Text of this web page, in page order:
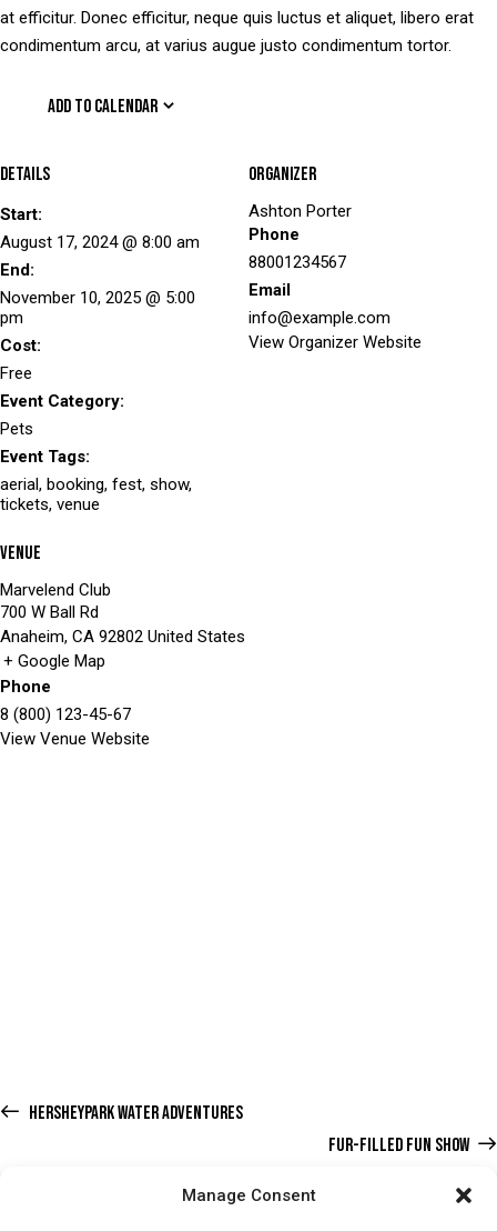
Manage Consent
at efficitur. Donec efficitur, neque quis luctus et aliquet, libero erat
condimentum arcu, at varius augue justo condimentum tortor.
ADD TO CALENDAR
Details
Start:
August 17, 2024 @ 8:00 am
End:
November 10, 2025 @ 5:00
pm
Cost:
Free
Event Category:
Pets
Event Tags:
aerial, booking, fest, show,
tickets, venue
Organizer
Ashton Porter
Phone
88001234567
Email
info@example.com
View Organizer Website
Venue
Marvelend Club
700 W Ball Rd
Anaheim, CA 92802 United States
+ Google Map
Phone
8 (800) 123-45-67
View Venue Website
HERSHEYPARK WATER ADVENTURES
FUR-FILLED FUN SHOW